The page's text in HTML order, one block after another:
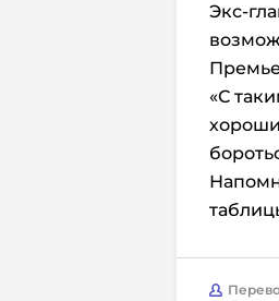
Экс-
«С